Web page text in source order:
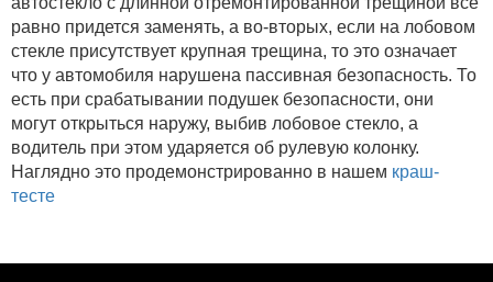
равно придется заменять, а во-вторых, если на лобовом
стекле присутствует крупная трещина, то это означает
что у автомобиля нарушена пассивная безопасность. То
есть при срабатывании подушек безопасности, они
могут открыться наружу, выбив лобовое стекло, а
водитель при этом ударяется об рулевую колонку.
Наглядно это продемонстрированно в нашем краш-
тесте